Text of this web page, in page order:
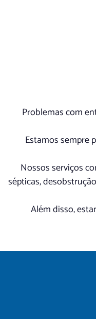
Problemas com
Estamos sempre
Nossos serviços
sépticas,
Além disso,